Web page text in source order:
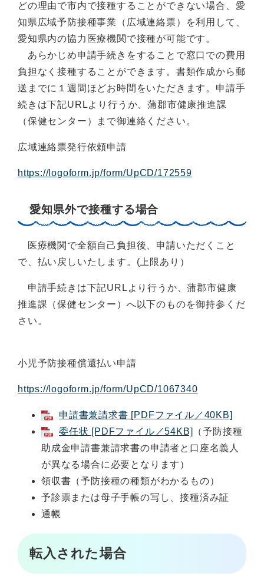
どの理由で市内で接種することができない場合、愛
知県広域予防接種事業（広域連絡票）を利用して、
愛知県内の協力医療機関で接種が可能です。
あらかじめ申請手続きをすることで窓口での費用
負担なく接種することができます。書類作成から郵
送までに１週間ほどお時間をいただきます。申請手
続きは下記URLより行うか、蒲郡市健康推進課
（保健センター）まで御連絡ください。
広域連絡票発行依頼申請
https://logoform.jp/form/UpCD/172559
愛知県外で接種する場合
医療機関で全額自己負担後、申請いただくこと
で、払い戻しいたします。(上限あり）
申請手続きは下記URLより行うか、蒲郡市健康
推進課（保健センター）へ以下のものを御持参くだ
さい。
小児予防接種償還払い申請
https://logoform.jp/form/UpCD/1067340
申請書兼請求書 [PDFファイル／40KB]
委任状 [PDFファイル／54KB]
（予防接種
助成金申請書兼請求書の申請者と口座名義人
が異なる場合に必要となります）
領収書（予防接種の種類がわかるもの）
予診票または母子手帳の写し、接種済み証
通帳
転入された場合